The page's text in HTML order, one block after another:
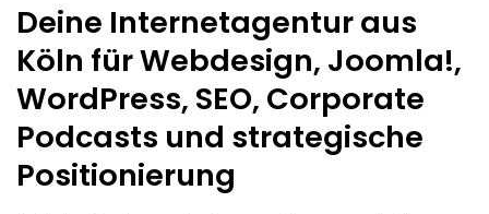
Deine Internetagentur aus
Köln für Webdesign, Joomla!,
WordPress, SEO, Corporate
Podcasts und strategische
Positionierung